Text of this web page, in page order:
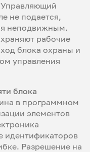
не подается,
неподвижным.
рабочие
блока охраны и
управления
блока
в программном
элементов
идентификаторов
Разрешение на